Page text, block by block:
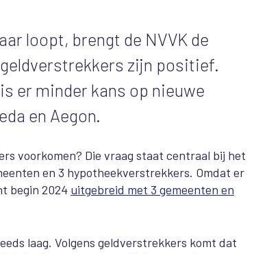
loopt, brengt de NVVK de
zijn positief.
er minder kans op nieuwe
en Aegon.
voorkomen? Die vraag staat centraal bij het
en 3 hypotheekverstrekkers. Omdat er
begin 2024 uitgebreid met 3 gemeenten en
laag. Volgens geldverstrekkers komt dat